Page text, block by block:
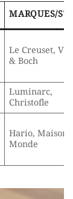
MARQUES/
Le Creuset,
& Boch
Luminarc,
Christofle
Hario, Maison
Monde